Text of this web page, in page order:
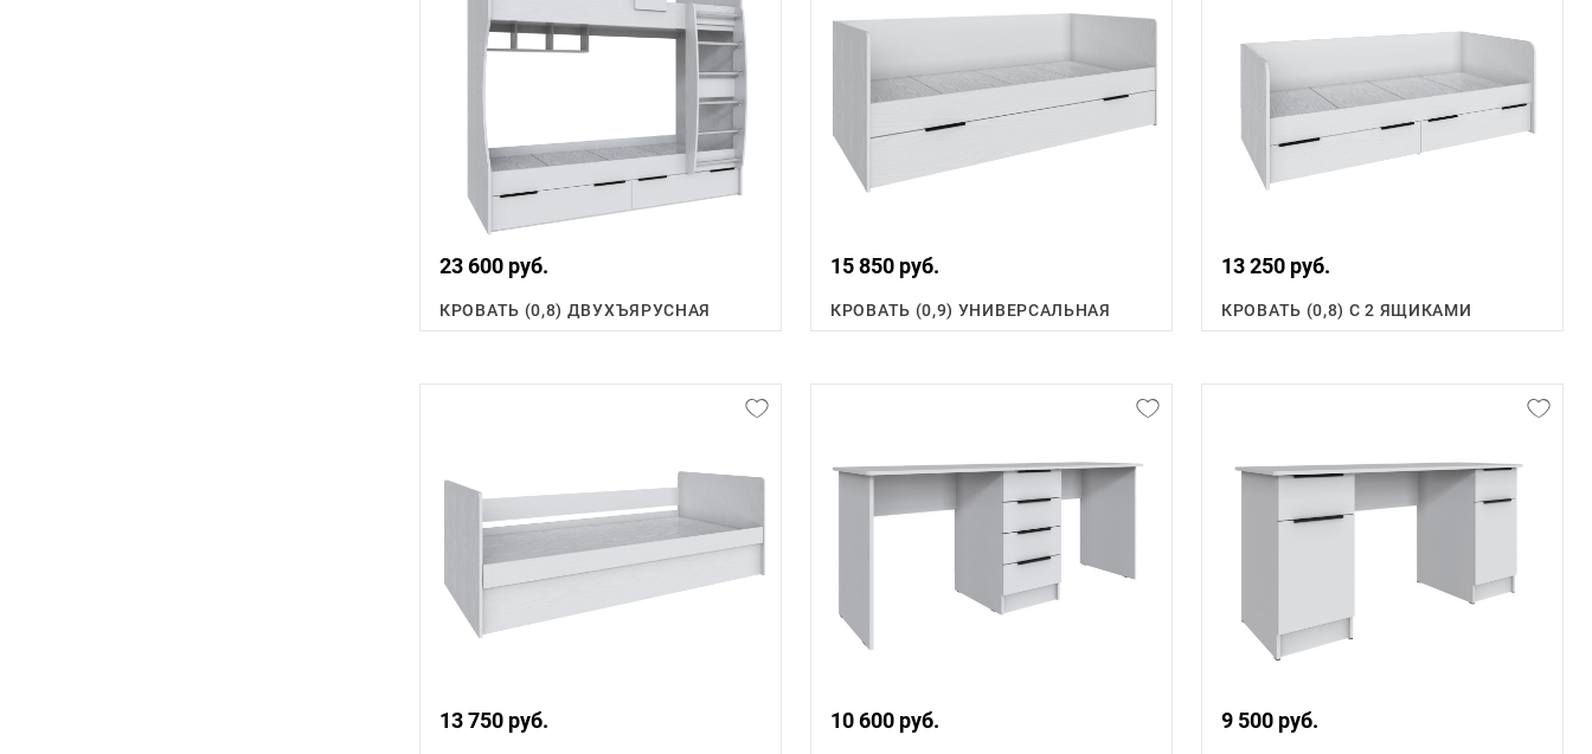
23 600 руб.
КРОВАТЬ (0,8) ДВУХЪЯРУСНАЯ
15 850 руб.
КРОВАТЬ (0,9) УНИВЕРСАЛЬНАЯ
13 250 руб.
КРОВАТЬ (0,8) С 2 ЯЩИКАМИ
13 750 руб. 10 600 руб. 9 500 руб.